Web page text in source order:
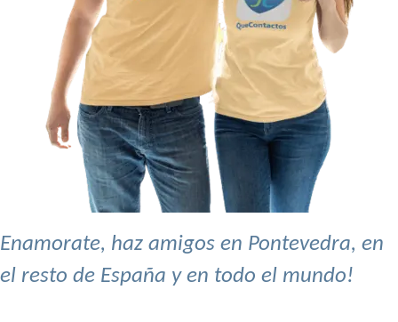
Enamorate, haz amigos en Pontevedra, en
el resto de España y en todo el mundo!